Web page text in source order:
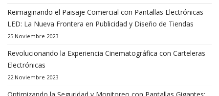
Reimaginando el Paisaje Comercial con Pantallas Electrónicas
LED: La Nueva Frontera en Publicidad y Diseño de Tiendas
25 Noviembre 2023
Revolucionando la Experiencia Cinematográfica con Carteleras
Electrónicas
22 Noviembre 2023